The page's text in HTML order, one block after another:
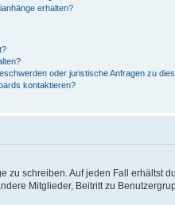
erhalten?
oder juristische Anfragen zu
kontaktieren?
zu schreiben. Auf jeden Fall erhältst
Mitglieder, Beitritt zu